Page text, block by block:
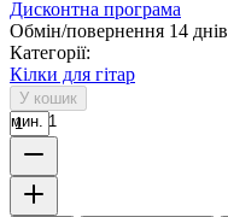
Дисконтна програма
Обмін/повернення 14 днів
Категорії:
Кілки для гітар
У кошик
мин. 1